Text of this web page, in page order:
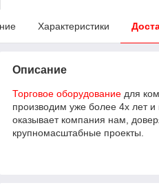
Характеристики
Описание
Торговое оборудование для
производим уже более 4х лет
оказывает компания нам,
крупномасштабные проекты.